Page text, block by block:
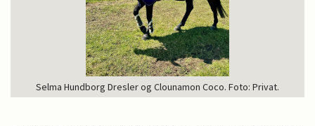
Selma Hundborg Dresler og Clounamon Coco. Foto: Privat.